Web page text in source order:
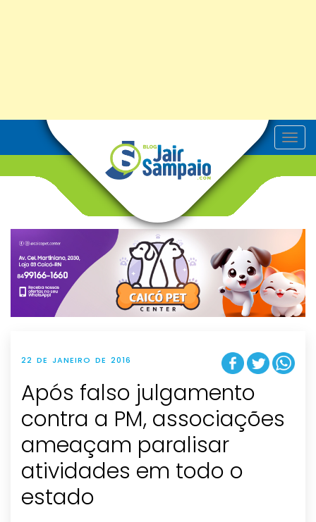
T
o
v
g
t
i
o
n
22 DE JANEIRO DE 2016
Após falso julgamento
contra a PM, associações
ameaçam paralisar
atividades em todo o
estado